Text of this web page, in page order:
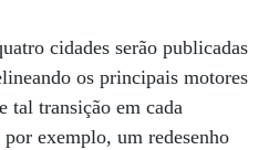
cidades serão publicadas
os principais motores
tal transição em cada
exemplo, um redesenho